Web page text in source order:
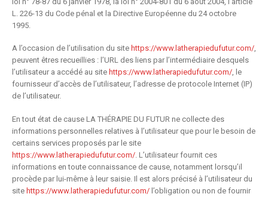
L. 226-13 du Code pénal et la Directive Européenne du 24 octobre
1995.
A l’occasion de l’utilisation du site https://www.latherapiedufutur.com/,
peuvent êtres recueillies : l’URL des liens par l’intermédiaire desquels
l’utilisateur a accédé au site https://www.latherapiedufutur.com/, le
fournisseur d’accès de l’utilisateur, l’adresse de protocole Internet (IP)
de l’utilisateur.
En tout état de cause LA THÉRAPIE DU FUTUR ne collecte des
informations personnelles relatives à l’utilisateur que pour le besoin de
certains services proposés par le site
https://www.latherapiedufutur.com/ . L’utilisateur fournit ces
informations en toute connaissance de cause, notamment lorsqu’il
procède par lui-même à leur saisie. Il est alors précisé à l’utilisateur du
site https://www.latherapiedufutur.com/ l’obligation ou non de fournir